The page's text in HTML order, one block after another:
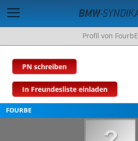
Profil von FourbE
PN schreiben
In Freundesliste einladen
FOURBE